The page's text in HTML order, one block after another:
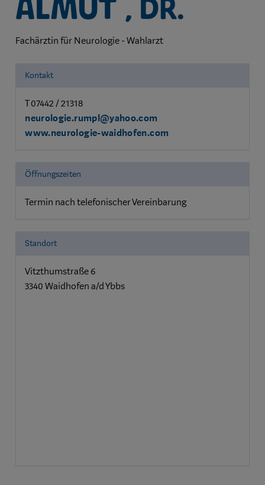
Fachärztin für Neurologie - Wahlarzt
Kontakt
T 07442 / 21318
neurologie.rumpl@yahoo.com
www.neurologie-waidhofen.com
Öffnungszeiten
Termin nach telefonischer Vereinbarung
Standort
Vitzthumstraße 6
3340 Waidhofen a/d Ybbs